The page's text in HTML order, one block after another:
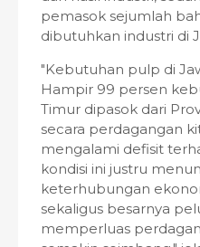
pemasok sejumlah
dibutuhkan industri di
"Kebutuhan pulp di
Hampir 99 persen
Timur dipasok dari
secara perdagangan
mengalami defisit
kondisi ini justru
keterhubungan
sekaligus besarnya
memperluas